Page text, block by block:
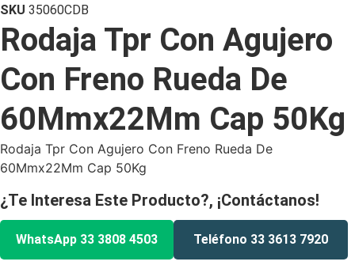
SKU 35060CDB
Rodaja Tpr Con Agujero
Con Freno Rueda De
60Mmx22Mm Cap 50Kg
Rodaja Tpr Con Agujero Con Freno Rueda De
60Mmx22Mm Cap 50Kg
¿Te Interesa Este Producto?, ¡Contáctanos!
WhatsApp 33 3808 4503 Teléfono 33 3613 7920